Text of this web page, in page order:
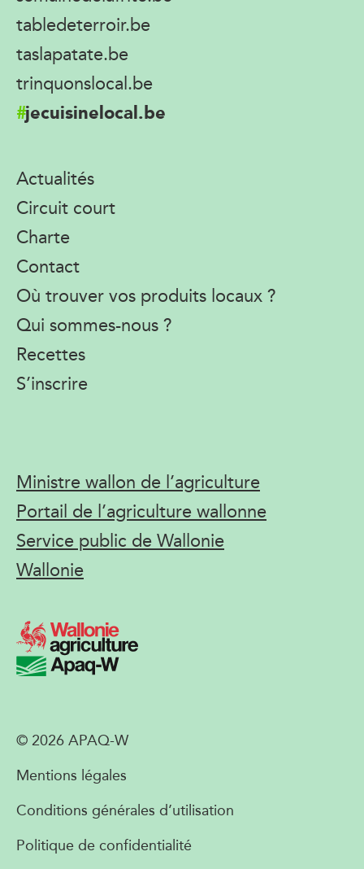
tabledeterroir.be
taslapatate.be
trinquonslocal.be
jecuisinelocal.be
Actualités
Circuit court
Charte
Contact
Où trouver vos produits locaux ?
Qui sommes-nous ?
Recettes
S’inscrire
Ministre wallon de l’agriculture
Portail de l’agriculture wallonne
Service public de Wallonie
Wallonie
© 2026 APAQ-W
Mentions légales
Conditions générales d’utilisation
Politique de confidentialité